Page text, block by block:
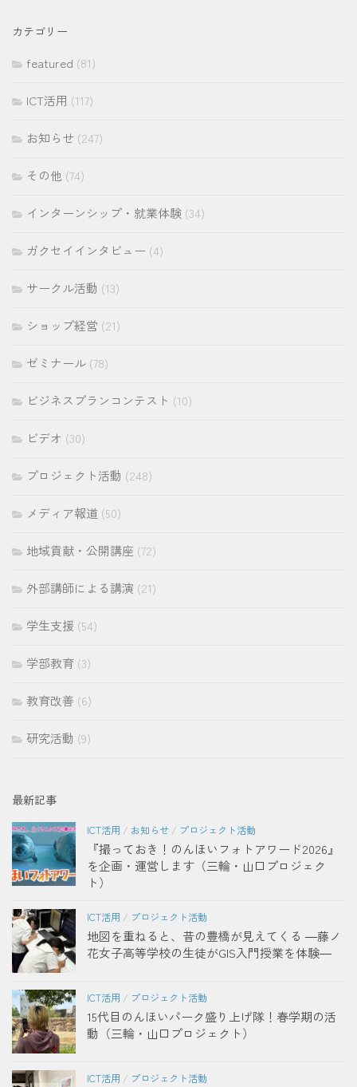
イ
カテゴリー
featured (81)
ICT活用 (117)
お知らせ (247)
その他 (74)
インターンシップ・就業体験 (34)
ガクセイインタビュー (4)
サークル活動 (13)
ショップ経営 (21)
ゼミナール (78)
ビジネスプランコンテスト (10)
ビデオ (30)
プロジェクト活動 (248)
メディア報道 (50)
地域貢献・公開講座 (72)
外部講師による講演 (21)
学生支援 (54)
学部教育 (3)
教育改善 (6)
研究活動 (9)
最新記事
ICT活用 / お知らせ / プロジェクト活動
『撮っておき！のんほいフォトアワード2026』
を企画・運営します（三輪・山口プロジェク
ト）
ICT活用 / プロジェクト活動
地図を重ねると、昔の豊橋が見えてくる ―藤ノ
花女子高等学校の生徒がGIS入門授業を体験―
ICT活用 / プロジェクト活動
15代目のんほいパーク盛り上げ隊！春学期の活
動（三輪・山口プロジェクト）
ICT活用 / プロジェクト活動